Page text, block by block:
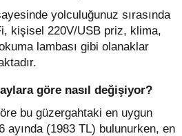
yolculuğunuz sırasında
kişisel 220V/USB priz, klima,
lambası gibi olanaklar
göre nasıl değişiyor?
bu güzergahtaki en uygun
ayında (1983 TL) bulunurken, en